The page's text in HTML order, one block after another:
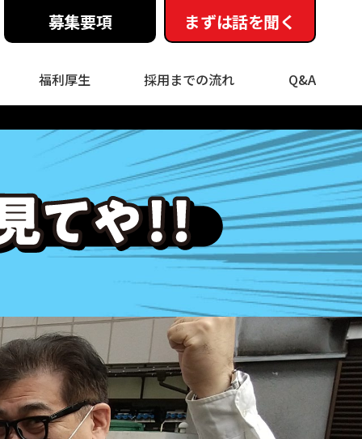
募集要項 まずは話を聞く
福利厚生 採用までの流れ Q&A